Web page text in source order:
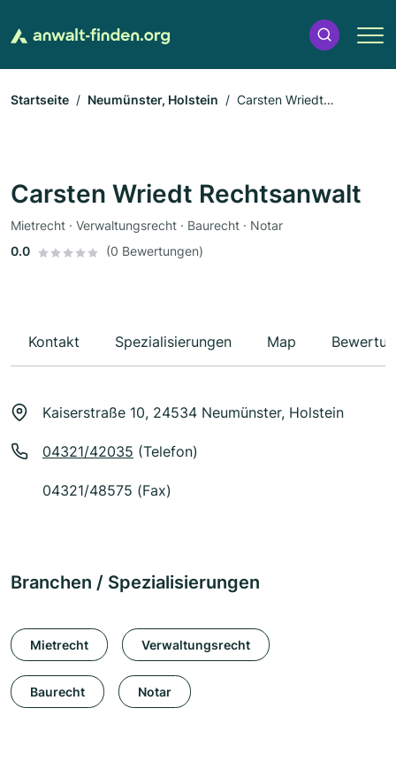
Startseite Neumünster, Holstein
Carsten Wriedt
Carsten Wriedt Rechtsanwalt
Mietrecht · Verwaltungsrecht · Baurecht · Notar
0.0
(0 Bewertungen)
Kontakt Spezialisierungen Map
Kaiserstraße 10, 24534 Neumünster, Holstein
04321/42035 (Telefon)
04321/48575 (Fax)
Branchen / Spezialisierungen
Mietrecht Verwaltungsrecht
Baurecht Notar